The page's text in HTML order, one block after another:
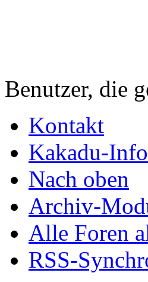
Benutzer, die
Kontakt
Kakadu-Info
Nach oben
Archiv-
Alle Foren
RSS-